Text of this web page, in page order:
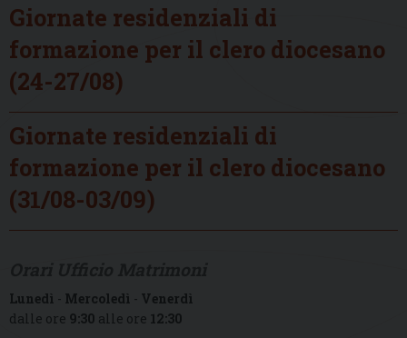
Giornate residenziali di
formazione per il clero diocesano
(24-27/08)
Giornate residenziali di
formazione per il clero diocesano
(31/08-03/09)
Lunedì - Mercoledì - Venerdì
dalle ore 9:30 alle ore 12:30